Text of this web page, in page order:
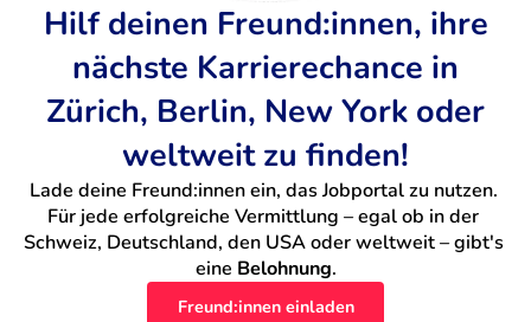
Hilf deinen Freund:innen, ihre
nächste Karrierechance in
Zürich, Berlin, New York oder
weltweit zu finden!
Lade deine Freund:innen ein, das Jobportal zu nutzen.
Für jede erfolgreiche Vermittlung – egal ob in der
Schweiz, Deutschland, den USA oder weltweit – gibt's
eine Belohnung.
Freund:innen einladen